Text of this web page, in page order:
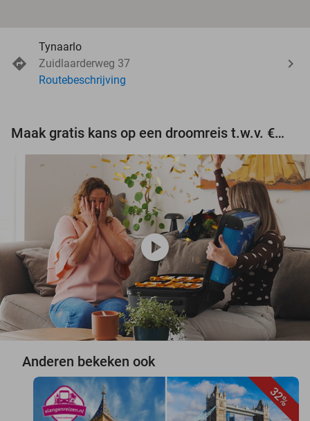
Tynaarlo
Zuidlaarderweg 37
Routebeschrijving
Maak gratis kans op een droomreis t.w.v. €3.000!
play_circle
Anderen bekeken ook
32%